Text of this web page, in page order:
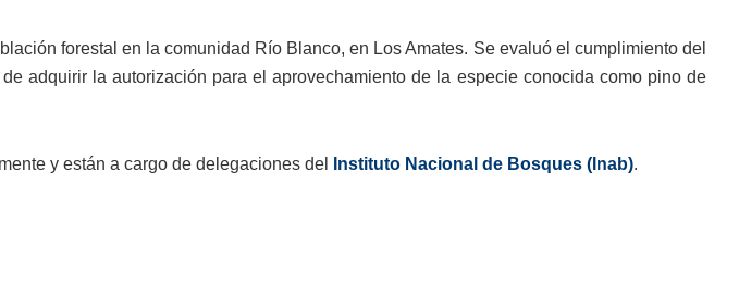
forestal en la comunidad Río Blanco, en Los Amates. Se evaluó el cumplimiento del
adquirir la autorización para el aprovechamiento de la especie conocida como pino de
y están a cargo de delegaciones del Instituto Nacional de Bosques (Inab).